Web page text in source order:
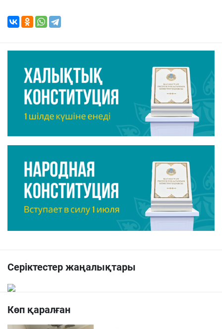
Серіктестер жаңалықтары
Көп қаралған